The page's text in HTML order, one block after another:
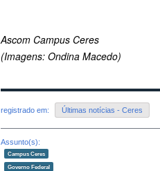
Ascom Campus Ceres
(Imagens: Ondina Macedo)
registrado em: Últimas notícias - Ceres
Assunto(s):
Campus Ceres
Governo Federal